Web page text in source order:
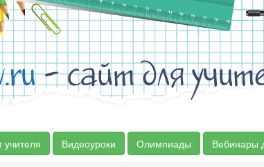
- сайт для
Видеоуроки Олимпиады Вебинары